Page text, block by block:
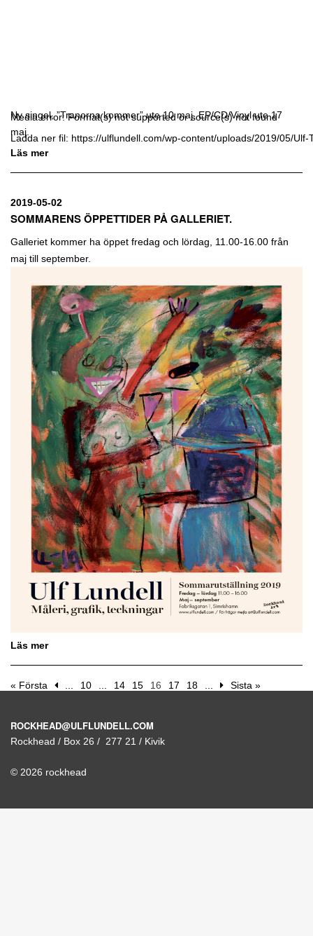
Media error: Format(s) not supported or source(s) not found
Ladda ner fil: https://ulflundell.com/wp-content/uploads/2019/05/
00:00
Ny singel, ”Tranorna kommer” ute 10 maj. EP/CD/Vinyl ute 17
maj.
Läs mer
2019-05-02
SOMMARENS ÖPPETTIDER PÅ GALLERIET.
Galleriet kommer ha öppet fredag och lördag, 11.00-16.00 från
maj till september.
Läs mer
« Första 10 14 15 16 17 18 Sista »
ROCKHEAD@ULFLUNDELL.COM
Rockhead / Box 26 / 277 21 / Kivik
© 2026 rockhead